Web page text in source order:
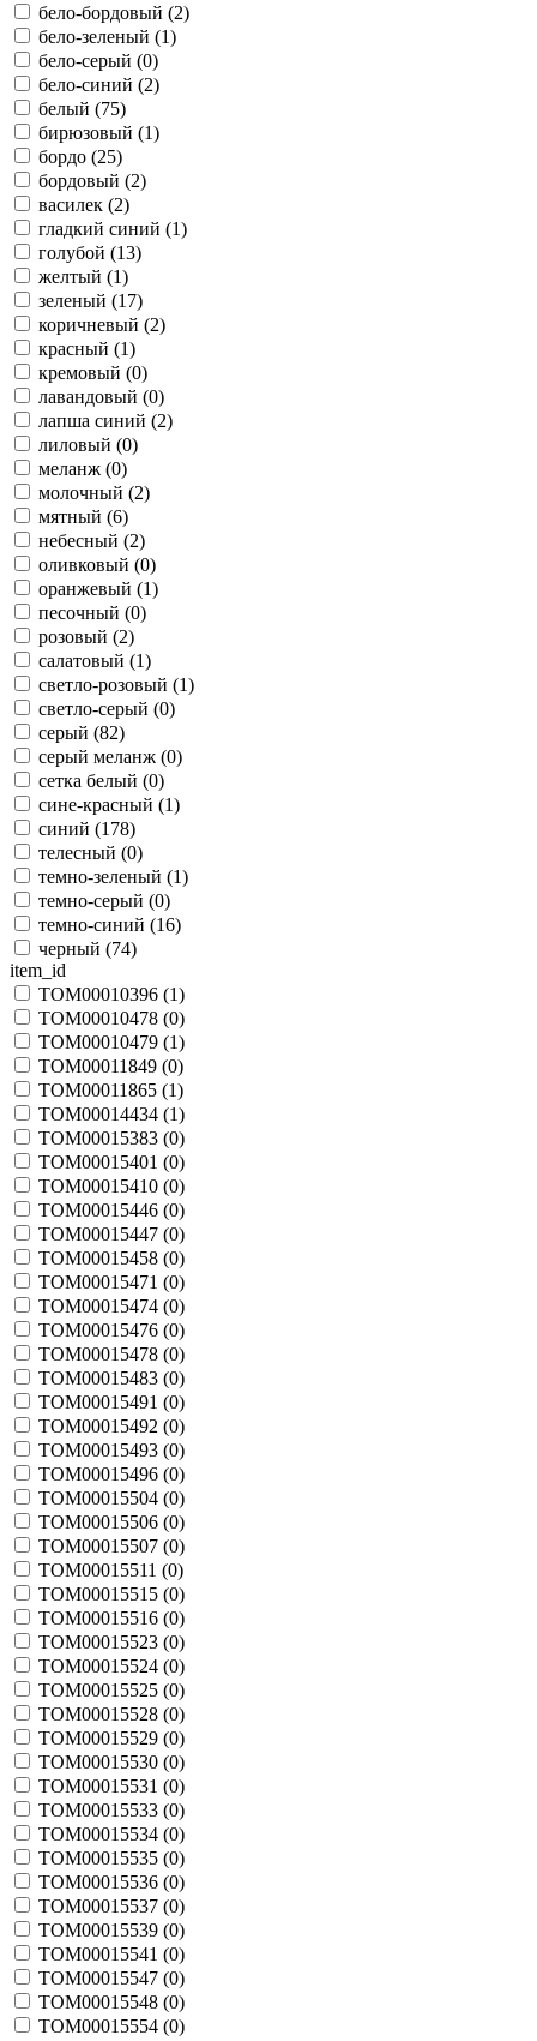
бело-бордовый (2)
бело-зеленый (1)
бело-серый (0)
бело-синий (2)
белый (75)
бирюзовый (1)
бордо (25)
бордовый (2)
василек (2)
гладкий синий (1)
голубой (13)
желтый (1)
зеленый (17)
коричневый (2)
красный (1)
кремовый (0)
лавандовый (0)
лапша синий (2)
лиловый (0)
меланж (0)
молочный (2)
мятный (6)
небесный (2)
оливковый (0)
оранжевый (1)
песочный (0)
розовый (2)
салатовый (1)
светло-розовый (1)
светло-серый (0)
серый (82)
серый меланж (0)
сетка белый (0)
сине-красный (1)
синий (178)
телесный (0)
темно-зеленый (1)
темно-серый (0)
темно-синий (16)
черный (74)
item_id
TOM00010396 (1)
TOM00010478 (0)
TOM00010479 (1)
TOM00011849 (0)
TOM00011865 (1)
TOM00014434 (1)
TOM00015383 (0)
TOM00015401 (0)
TOM00015410 (0)
TOM00015446 (0)
TOM00015447 (0)
TOM00015458 (0)
TOM00015471 (0)
TOM00015474 (0)
TOM00015476 (0)
TOM00015478 (0)
TOM00015483 (0)
TOM00015491 (0)
TOM00015492 (0)
TOM00015493 (0)
TOM00015496 (0)
TOM00015504 (0)
TOM00015506 (0)
TOM00015507 (0)
TOM00015511 (0)
TOM00015515 (0)
TOM00015516 (0)
TOM00015523 (0)
TOM00015524 (0)
TOM00015525 (0)
TOM00015528 (0)
TOM00015529 (0)
TOM00015530 (0)
TOM00015531 (0)
TOM00015533 (0)
TOM00015534 (0)
TOM00015535 (0)
TOM00015536 (0)
TOM00015537 (0)
TOM00015539 (0)
TOM00015541 (0)
TOM00015547 (0)
TOM00015548 (0)
TOM00015554 (0)